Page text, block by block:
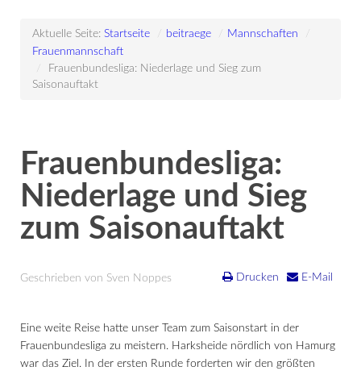
Aktuelle Seite: Startseite / beitraege / Mannschaften
/
Frauenmannschaft
/
Frauenbundesliga: Niederlage und Sieg zum
Saisonauftakt
Frauenbundesliga:
Niederlage und Sieg
zum Saisonauftakt
Drucken E-Mail
Geschrieben von Sven Noppes
Eine weite Reise hatte unser Team zum Saisonstart in der
Frauenbundesliga zu meistern. Harksheide nördlich von Hamurg
war das Ziel. In der ersten Runde forderten wir den größten